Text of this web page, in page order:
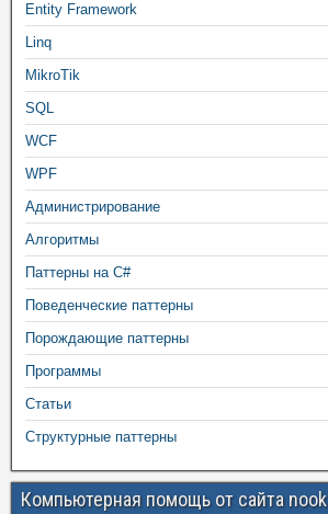
Entity Framework
Linq
MikroTik
SQL
WCF
WPF
Администрирование
Алгоритмы
Паттерны на C#
Поведенческие паттерны
Порождающие паттерны
Программы
Статьи
Структурные паттерны
Компьютерная помощь от сайта